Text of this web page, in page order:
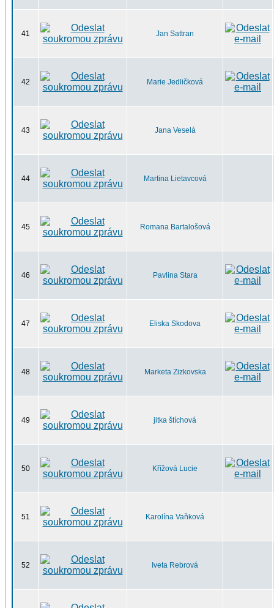
41 Jan Sattran
42 Marie Jedličková
43 Jana Veselá
44 Martina Lietavcová
45 Romana Bartalošová
46 Pavlina Stara
47 Eliska Skodova
48 Marketa Zizkovska
49 jitka štíchová
50 Křížová Lucie
51 Karolína Vaňková
52 Iveta Rebrová